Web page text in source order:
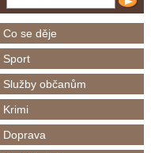
Co se děje
Sport
Služby občanům
Krimi
Doprava